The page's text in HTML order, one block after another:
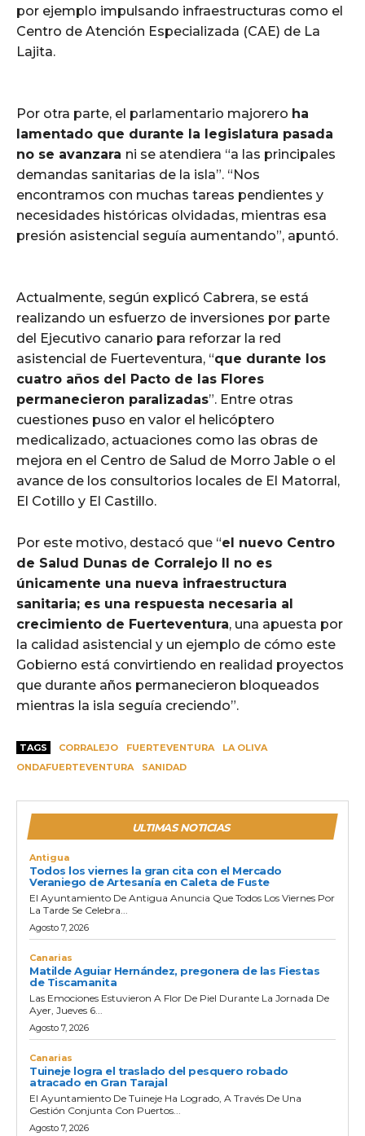
por ejemplo impulsando infraestructuras como el
Centro de Atención Especializada (CAE) de La
Lajita.
Por otra parte, el parlamentario majorero ha
lamentado que durante la legislatura pasada
no se avanzara ni se atendiera “a las principales
demandas sanitarias de la isla”. “Nos
encontramos con muchas tareas pendientes y
necesidades históricas olvidadas, mientras esa
presión asistencial seguía aumentando”, apuntó.
Actualmente, según explicó Cabrera, se está
realizando un esfuerzo de inversiones por parte
del Ejecutivo canario para reforzar la red
asistencial de Fuerteventura, “que durante los
cuatro años del Pacto de las Flores
permanecieron paralizadas”. Entre otras
cuestiones puso en valor el helicóptero
medicalizado, actuaciones como las obras de
mejora en el Centro de Salud de Morro Jable o el
avance de los consultorios locales de El Matorral,
El Cotillo y El Castillo.
Por este motivo, destacó que “el nuevo Centro
de Salud Dunas de Corralejo II no es
únicamente una nueva infraestructura
sanitaria; es una respuesta necesaria al
crecimiento de Fuerteventura, una apuesta por
la calidad asistencial y un ejemplo de cómo este
Gobierno está convirtiendo en realidad proyectos
que durante años permanecieron bloqueados
mientras la isla seguía creciendo”.
TAGS CORRALEJO FUERTEVENTURA
LA OLIVA
ONDAFUERTEVENTURA
SANIDAD
ULTIMAS NOTICIAS
Antigua
Todos los viernes la gran cita con el Mercado
Veraniego de Artesanía en Caleta de Fuste
El Ayuntamiento De Antigua Anuncia Que Todos Los Viernes Por
La Tarde Se Celebra...
Agosto 7, 2026
Canarias
Matilde Aguiar Hernández, pregonera de las Fiestas
de Tiscamanita
Las Emociones Estuvieron A Flor De Piel Durante La Jornada De
Ayer, Jueves 6...
Agosto 7, 2026
Canarias
Tuineje logra el traslado del pesquero robado
atracado en Gran Tarajal
El Ayuntamiento De Tuineje Ha Logrado, A Través De Una
Gestión Conjunta Con Puertos...
Agosto 7, 2026